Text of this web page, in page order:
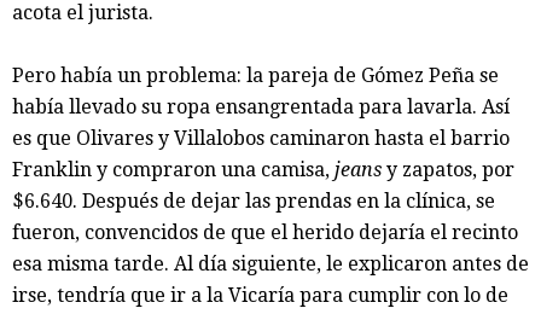
acota el jurista.
Pero había un problema: la pareja de Gómez Peña se
había llevado su ropa ensangrentada para lavarla. Así
es que Olivares y Villalobos caminaron hasta el barrio
Franklin y compraron una camisa, jeans y zapatos, por
$6.640. Después de dejar las prendas en la clínica, se
fueron, convencidos de que el herido dejaría el recinto
esa misma tarde. Al día siguiente, le explicaron antes de
irse, tendría que ir a la Vicaría para cumplir con lo de